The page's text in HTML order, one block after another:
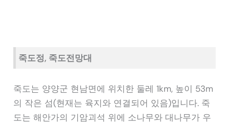
죽도정, 죽도전망대
죽도는 양양군 현남면에 위치한 둘레 1km, 높이 53m
의 작은 섬(현재는 육지와 연결되어 있음)입니다. 죽
도는 해안가의 기암괴석 위에 소나무와 대나무가 우